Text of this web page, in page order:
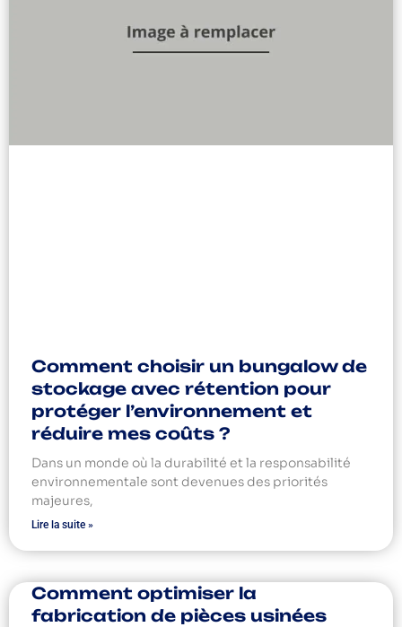
Comment choisir un bungalow de
stockage avec rétention pour
protéger l’environnement et
réduire mes coûts ?
Dans un monde où la durabilité et la responsabilité
environnementale sont devenues des priorités
majeures,
Lire la suite »
Comment optimiser la
fabrication de pièces usinées